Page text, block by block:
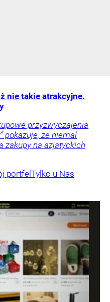
nie takie atrakcyjne.
przyzwyczajenia
pokazuje, że niemal
zakupy na azjatyckich
portfelTylko u Nas